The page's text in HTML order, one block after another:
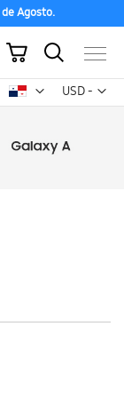
Agosto.
USD -
dólar
Mi carrito